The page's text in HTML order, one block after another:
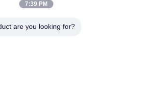
brillante, anticorrosion,
7:39 PM
are you looking for?